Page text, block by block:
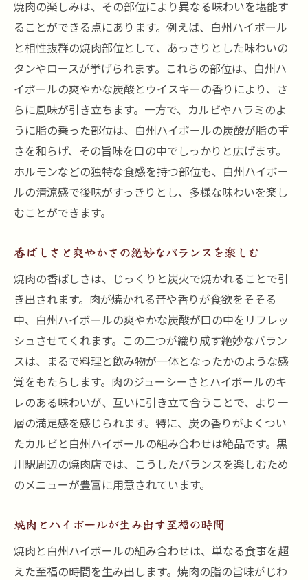
焼肉の楽しみは、その部位により異なる味わいを堪能す
ることができる点にあります。例えば、白州ハイボール
と相性抜群の焼肉部位として、あっさりとした味わいの
タンやロースが挙げられます。これらの部位は、白州ハ
イボールの爽やかな炭酸とウイスキーの香りにより、さ
らに風味が引き立ちます。一方で、カルビやハラミのよ
うに脂の乗った部位は、白州ハイボールの炭酸が脂の重
さを和らげ、その旨味を口の中でしっかりと広げます。
ホルモンなどの独特な食感を持つ部位も、白州ハイボー
ルの清涼感で後味がすっきりとし、多様な味わいを楽し
むことができます。
香ばしさと爽やかさの絶妙なバランスを楽しむ
焼肉の香ばしさは、じっくりと炭火で焼かれることで引
き出されます。肉が焼かれる音や香りが食欲をそそる
中、白州ハイボールの爽やかな炭酸が口の中をリフレッ
シュさせてくれます。この二つが織り成す絶妙なバラン
スは、まるで料理と飲み物が一体となったかのような感
覚をもたらします。肉のジューシーさとハイボールのキ
レのある味わいが、互いに引き立て合うことで、より一
層の満足感を感じられます。特に、炭の香りがよくつい
たカルビと白州ハイボールの組み合わせは絶品です。黒
川駅周辺の焼肉店では、こうしたバランスを楽しむため
のメニューが豊富に用意されています。
焼肉とハイボールが生み出す至福の時間
焼肉と白州ハイボールの組み合わせは、単なる食事を超
えた至福の時間を生み出します。焼肉の脂の旨味がじわ